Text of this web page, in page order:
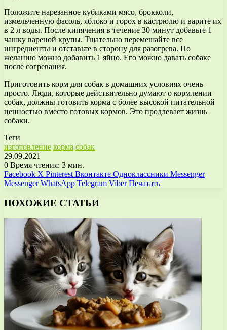
Положите нарезанное кубиками мясо, брокколи,
измельченную фасоль, яблоко и горох в кастрюлю и варите их
в 2 л воды. После кипячения в течение 30 минут добавьте 1
чашку вареной крупы. Тщательно перемешайте все
ингредиенты и отставьте в сторону для разогрева. По
желанию можно добавить 1 яйцо. Его можно давать собаке
после согревания.
Приготовить корм для собак в домашних условиях очень
просто. Люди, которые действительно думают о кормлении
собак, должны готовить корма с более высокой питательной
ценностью вместо готовых кормов. Это продлевает жизнь
собаки.
Теги
изготовление корма собак
29.09.2021
0 Время чтения: 3 мин.
Facebook X Pinterest Вконтакте Одноклассники Messenger
Messenger WhatsApp Telegram Viber Печатать
ПОХОЖИЕ СТАТЬИ